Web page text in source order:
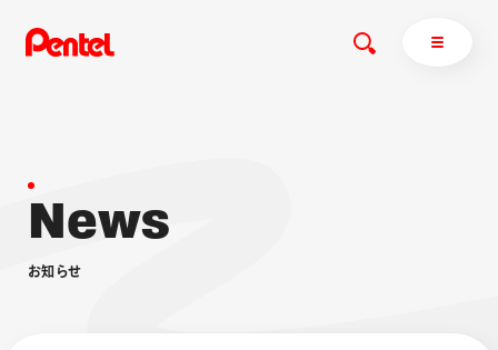
商品を探す
News
お知 らせ